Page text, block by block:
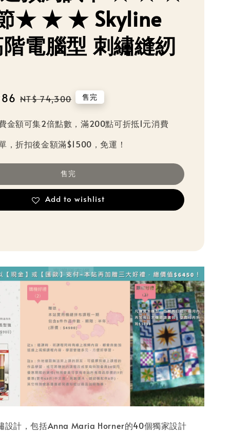
★ ★ ★ Skyline
電腦型 刺繡縫紉
Regular
NT$ 74,300 售完
金額可集2倍點數，滿200點可折抵1元消費
，折扣後金額滿$1500，免運！
售完
Add to wishlist
計，包括Anna Maria Horner的40個獨家設計